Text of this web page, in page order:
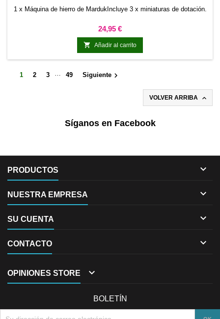
1 x Máquina de hierro de MardukIncluye 3 x miniaturas de dotación.
Precio
24,95 €
 Añadir al carrito
1 2 3 … 49 Siguiente 
VOLVER ARRIBA 
Síganos en Facebook
PRODUCTOS 
NUESTRA EMPRESA 
SU CUENTA 
CONTACTO 
OPINIONES STORE 
BOLETÍN